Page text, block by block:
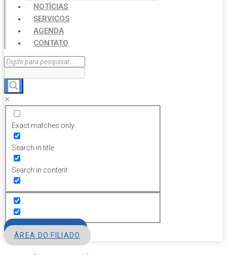
NOTÍCIAS
SERVIÇOS
AGENDA
CONTATO
Exact matches only
Search in title
Search in content
ÁREA DO FILIADO